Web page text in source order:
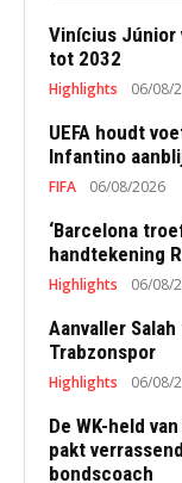
Vinícius Júnior
tot 2032
Highlights 06/08/
UEFA houdt
Infantino
FIFA 06/08/2026
‘Barcelona
handtekening
Highlights 06/08/
Aanvaller
Trabzonspor
Highlights 06/08/
De WK-held
pakt
bondscoach